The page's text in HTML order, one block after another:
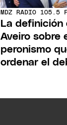
MDZ RADIO 105.5
La definición
Aveiro sobre
peronismo
ordenar el